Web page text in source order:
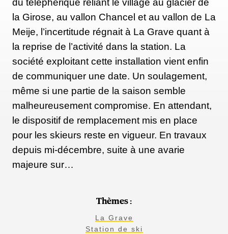
du téléphérique reliant le village au glacier de
la Girose, au vallon Chancel et au vallon de La
Meije, l’incertitude régnait à La Grave quant à
la reprise de l’activité dans la station. La
société exploitant cette installation vient enfin
de communiquer une date. Un soulagement,
même si une partie de la saison semble
malheureusement compromise. En attendant,
le dispositif de remplacement mis en place
pour les skieurs reste en vigueur. En travaux
depuis mi-décembre, suite à une avarie
majeure sur…
Thèmes :
La Grave
Station de ski